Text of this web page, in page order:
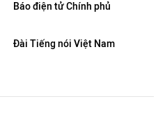
Báo điện tử Chính phủ
Đài Tiếng nói Việt Nam